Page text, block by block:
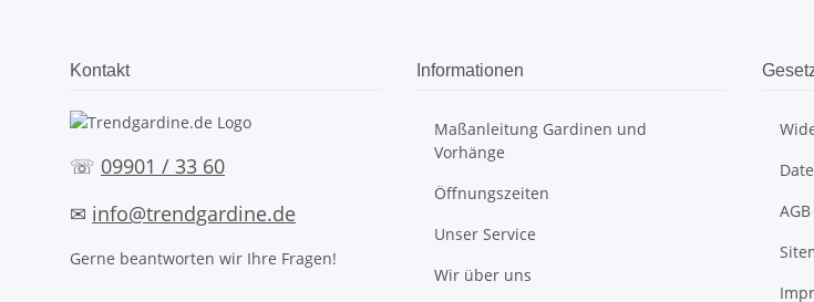
Kontakt
☏ 09901 / 33 60
✉ info@trendgardine.de
Gerne beantworten wir Ihre Fragen!
Informationen
Maßanleitung Gardinen und
Vorhänge
Öffnungszeiten
Unser Service
Wir über uns
AGB